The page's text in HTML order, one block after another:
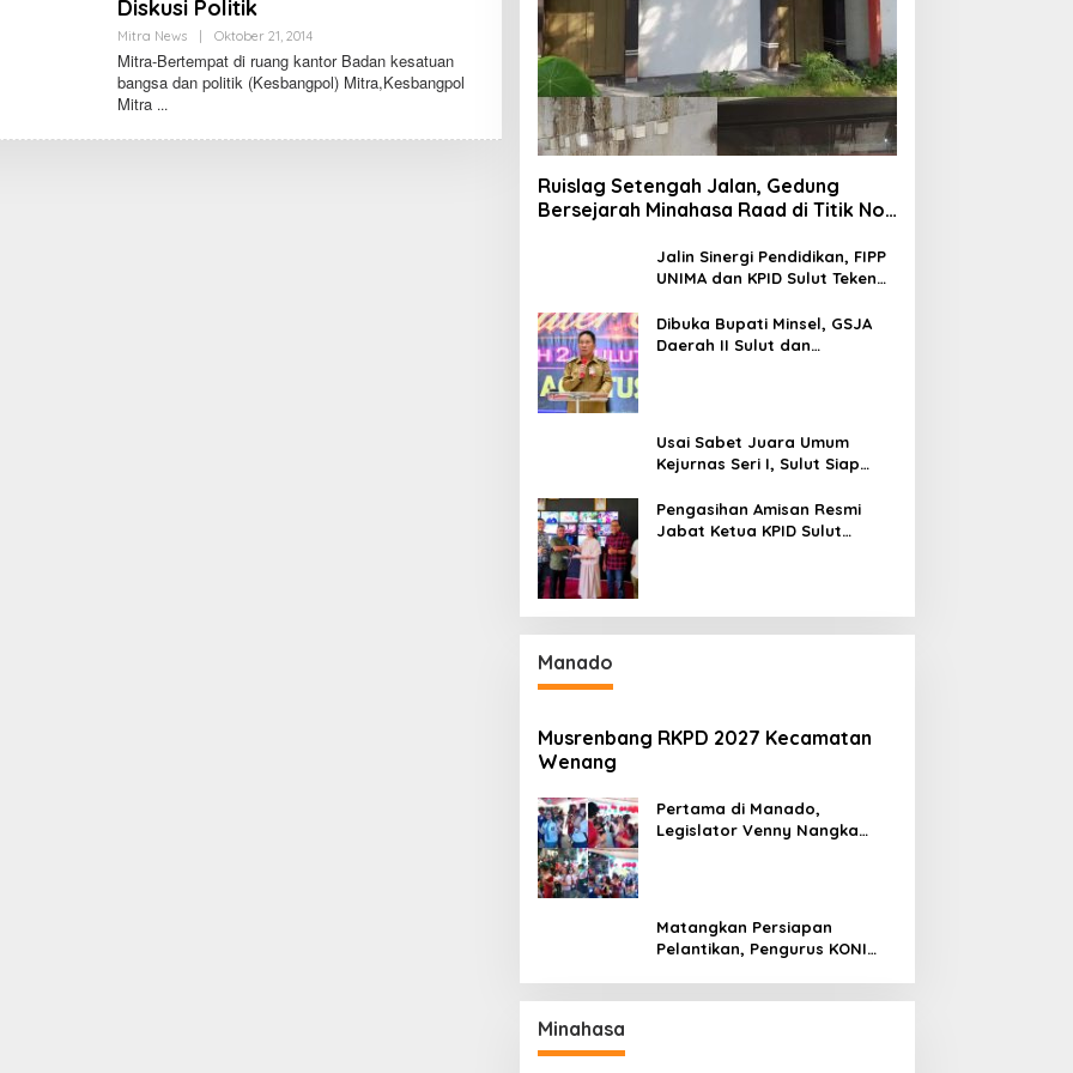
Diskusi Politik
Mitra News Oktober 21, 2014O
E
H
Mitra-Bertempat di ruang kantor Badan kesatuan
bangsa dan politik (Kesbangpol) Mitra,Kesbangpol
Mitra
Ruislag Setengah Jalan, Gedung
Bersejarah Minahasa Raad di Titik Nol
Jalin Sinergi Pendidikan, FIPP
UNIMA dan KPID Sulut Teken
Antusias Serap Materi Literasi
Penyiaran
Dibuka Bupati Minsel, GSJA
Daerah II Sulut dan
Usai Sabet Juara Umum
Kejurnas Seri I, Sulut Siap
Seri II Piala Presiden di
Tompaso
Pengasihan Amisan Resmi
Jabat Ketua KPID Sulut
Manado
Musrenbang RKPD 2027 Kecamatan
Wenang
Pertama di Manado,
Legislator Venny Nangka
Matangkan Persiapan
Pelantikan, Pengurus KONI
Minahasa